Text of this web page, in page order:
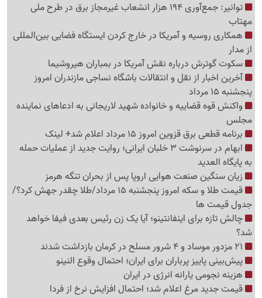
توانیر: جمع‌آوری 194 هزار انشعاب غیرمجاز برق در طرح ملی
مهتاب
همکاری روسیه و آمریکا در خارج کردن ایستگاه فضایی بین‌المللی
از مدار
سکوت گوترش درباره نقش آمریکا در بمباران هیروشیما
آخرین اخبار از نقل و انتقالات باشگاه نساجی مازندران امروز
پنجشنبه 15 مرداد
واکنش قوه قضاییه و خانواده شهید لاریجانی به ادعاهای نماینده
مجلس
برنامه قطعی برق قزوین امروز 15 مرداد اعلام شد+ لینک
ابهام در سرنوشت 3 خلبان ایرانی؛ روایت جدید از عملیات حمله
به پایگاه العدید
زیان سنگین صنعت هوایی اروپا پس از بحران تنگه هرمز
قیمت طلا و سکه امروز پنجشنبه 15 مرداد/طلا چقدر جهش کرد؟/
جدول قیمت ها
چالش تازه برای اینفانتینو؛ آیا یک زن رئیس بعدی فیفا خواهد
شد؟
پیش‌بینی پاییز پرباران برای ایران؛ احتمال وقوع النینو
هزینه نجومی یارانه انرژی در ایران
قیمت جدید مرغ اعلام شد؛ احتمال افزایش نرخ از فردا